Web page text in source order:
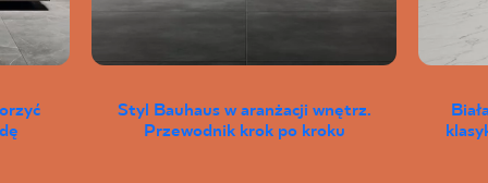
Styl Bauhaus w aranżacji wnętrz.
Przewodnik krok po kroku